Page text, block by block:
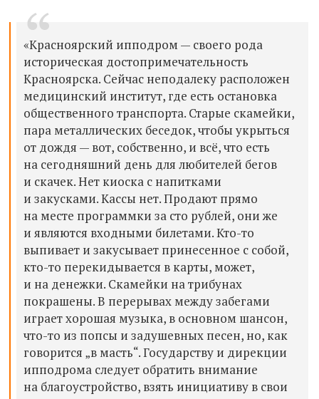
«Красноярский ипподром — своего рода
историческая достопримечательность
Красноярска. Сейчас неподалеку расположен
медицинский институт, где есть остановка
общественного транспорта. Старые скамейки,
пара металлических беседок, чтобы укрыться
от дождя — вот, собственно, и всё, что есть
на сегодняшний день для любителей бегов
и скачек. Нет киоска с напитками
и закусками. Кассы нет. Продают прямо
на месте программки за сто рублей, они же
и являются входными билетами. Кто-то
выпивает и закусывает принесенное с собой,
кто-то перекидывается в карты, может,
и на денежки. Скамейки на трибунах
покрашены. В перерывах между забегами
играет хорошая музыка, в основном шансон,
что-то из попсы и задушевных песен, но, как
говорится „в масть“. Государству и дирекции
ипподрома следует обратить внимание
на благоустройство, взять инициативу в свои